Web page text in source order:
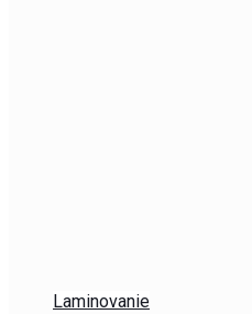
Laminovanie